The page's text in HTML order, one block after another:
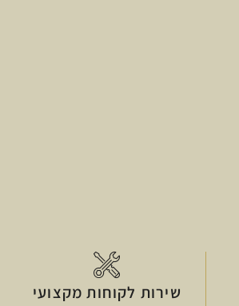
שירות לקוחות מקצועי